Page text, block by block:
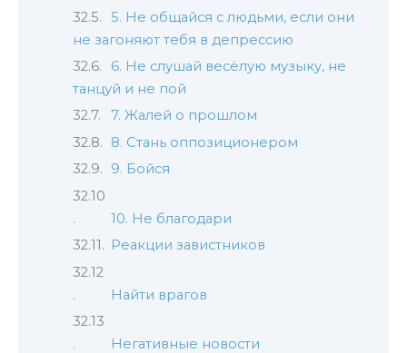
5. Не общайся с людьми, если они
не загоняют тебя в депрессию
6. Не слушай весёлую музыку, не
танцуй и не пой
7. Жалей о прошлом
8. Стань оппозиционером
9. Бойся
10. Не благодари
Реакции завистников
Найти врагов
Негативные новости